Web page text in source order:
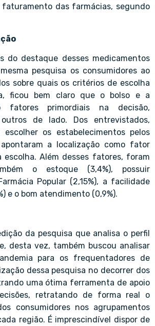
faturamento das farmácias, segundo
do destaque desses medicamentos
pesquisa os consumidores ao
sobre quais os critérios de escolha
ficou bem claro que o bolso e a
fatores primordiais na decisão,
de lado. Dos entrevistados,
escolher os estabelecimentos pelos
a localização como fator
escolha. Além desses fatores, foram
o estoque (3,4%), possuir
Popular (2,15%), a facilidade
e o bom atendimento (0,9%).
da pesquisa que analisa o perfil
desta vez, também buscou analisar
para os frequentadores de
dessa pesquisa no decorrer dos
uma ótima ferramenta de apoio
retratando de forma real o
consumidores nos agrupamentos
região. É imprescindível dispor de